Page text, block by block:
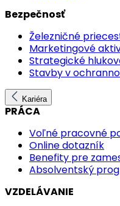
Bezpečnosť
Železničné
Marketingové
Strategické
Stavby v
Kariéra
PRÁCA
Voľné pracovné
Online dotazník
Benefity pre
Absolventský
VZDELÁVANIE